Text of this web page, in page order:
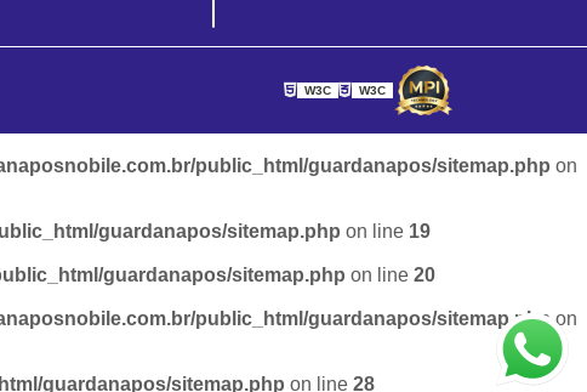
W3C W3C
public_html/guardanapos/sitemap.php on
guardanapos/sitemap.php on line 19
guardanapos/sitemap.php on line 20
public_html/guardanapos/sitemap.php on
guardanapos/sitemap.php on line 28